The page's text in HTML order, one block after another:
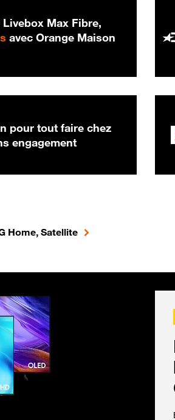
Max Fibre,
20 € par mois
avec Orange Maison
pour tout faire chez
engagement
Home, Satellite